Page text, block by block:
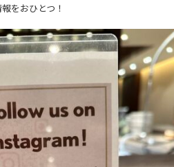
をおひとつ！